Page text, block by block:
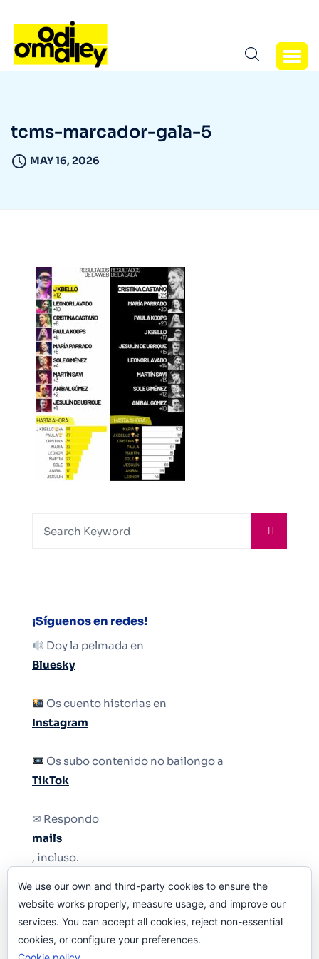
tcms-marcador-gala-5
MAY 16, 2026
¡Síguenos en redes!
Doy la pelmada en
Bluesky
Os cuento historias en
Instagram
Os subo contenido no bailongo a
TikTok
✉ Respondo
mails
, incluso.
Y si una persona no puede tener teléfono, que
le quiten el teléfono.
We use our own and third-party cookies to ensure the
website works properly, measure usage, and improve our
services. You can accept all cookies, reject non-essential
cookies, or configure your preferences.